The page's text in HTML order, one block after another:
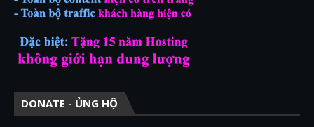
DONATE - ỦNG HỘ